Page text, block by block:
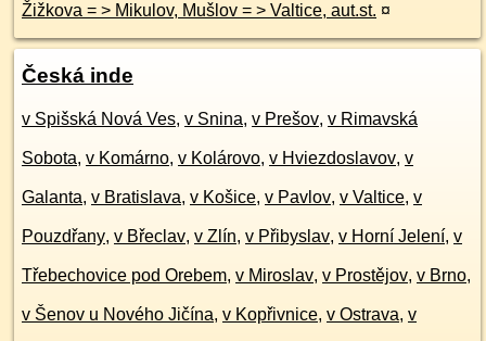
Žižkova = > Mikulov, Mušlov = > Valtice, aut.st. ¤
Česká inde
v Spišská Nová Ves, v Snina, v Prešov, v Rimavská
Sobota, v Komárno, v Kolárovo, v Hviezdoslavov, v
Galanta, v Bratislava, v Košice, v Pavlov, v Valtice, v
Pouzdřany, v Břeclav, v Zlín, v Přibyslav, v Horní Jelení, v
Třebechovice pod Orebem, v Miroslav, v Prostějov, v Brno,
v Šenov u Nového Jičína, v Kopřivnice, v Ostrava, v